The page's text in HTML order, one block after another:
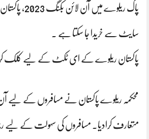
پاک ریلوے میں
سایٹ سے خریدا جا سکتا ہے ۔
پاکستان ریلوے کے ای ٹکٹ کے لیے کلک
محکمہ ریلوے پاکستان نے مسافروں کے لیے
متعارف کرادیا۔ مسافروں کی سہولت کے لیے